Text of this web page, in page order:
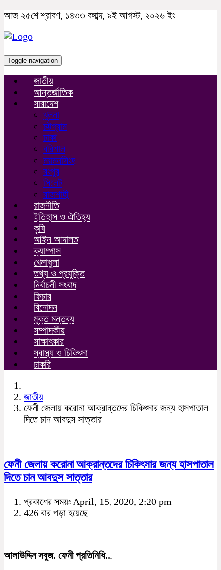
আজ ২৫শে শ্রাবণ, ১৪৩৩ বঙ্গাব্দ, ৯ই আগস্ট, ২০২৬ ইং
Toggle navigation
জাতীয়
আন্তর্জাতিক
সারাদেশ
খুলনা
চট্টগ্রাম
ঢাকা
বরিশাল
ময়মনসিংহ
রংপুর
সিলেট
রাজশাহী
রাজনীতি
ইতিহাস ও ঐতিহ্য
কৃষি
আইন আদালত
ক্যাম্পাস
খেলাধুলা
তথ্য ও প্রযুক্তি
নির্বাচনী সংবাদ
ফিচার
বিনোদন
মুক্ত মন্তব্য
সম্পাদকীয়
সাক্ষাৎকার
স্বাস্থ্য ও চিকিৎসা
চাকরি
জাতীয়
ফেনী জেলায় করোনা আক্রান্তদের চিকিৎসার জন্য হাসপাতাল
দিতে চান আবদুস সাত্তার
ফেনী জেলায় করোনা আক্রান্তদের চিকিৎসার জন্য হাসপাতাল
দিতে চান আবদুস সাত্তার
প্রকাশের সময়ঃ April, 15, 2020, 2:20 pm
426 বার পড়া হয়েছে
আলাউদ্দিন সবুজ. ফেনী প্রতিনিধি...